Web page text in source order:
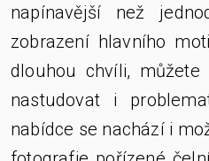
napínavější než
zobrazení hlavního
dlouhou chvíli,
nastudovat i
nabídce se nachází i